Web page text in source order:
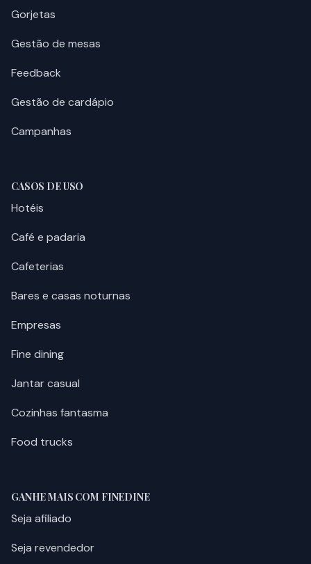
Gorjetas
Gestão de mesas
Feedback
Gestão de cardápio
Campanhas
CASOS DE USO
Hotéis
Café e padaria
Cafeterias
Bares e casas noturnas
Empresas
Fine dining
Jantar casual
Cozinhas fantasma
Food trucks
GANHE MAIS COM FINEDINE
Seja afiliado
Seja revendedor